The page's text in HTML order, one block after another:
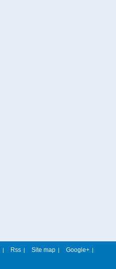
| Rss | Site map | Google+ |